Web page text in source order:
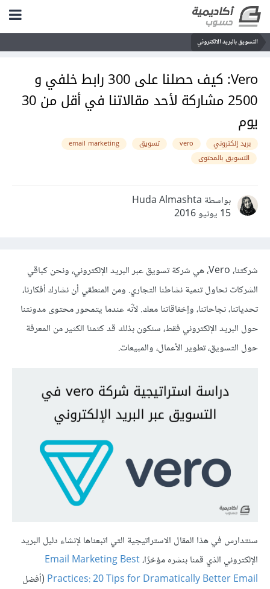
التسويق بالبريد الالكتروني
Vero: كيف حصلنا على 300 رابط خلفي و
2500 مشاركة لأحد مقالاتنا في أقل من 30
يوم
بريد إلكتروني vero تسويق
email marketing
التسويق بالمحتوى
بواسطة Huda Almashta
15 يونيو 2016
شركتنا، Vero، هي شركة تسويق عبر البريد الإلكتروني، ونحن كباقي
الشركات نحاول تنمية نشاطنا التجاري. ومن المنطقي أن نشارك أفكارنا،
تحدياتنا، نجاحاتنا، وإخفاقاتنا معك. لأنّه عندما يتمحور محتوى مدونتنا
حول البريد الإلكتروني فقط، سنكون بذلك قد كتمنا الكثير من المعرفة
حول التسويق، تطوير الأعمال، والمبيعات.
سنتدارس في هذا المقال الاستراتيجية التي اتبعناها لإنشاء دليل البريد
الإلكتروني الذي قمنا بنشره مؤخرًا،Email Marketing Best
Practices: 20 Tips for Dramatically Better Email (أفضل